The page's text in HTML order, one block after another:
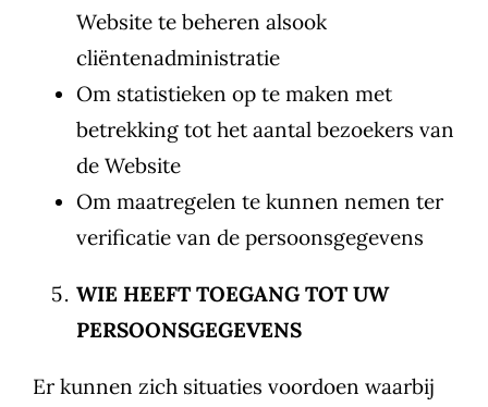
Website te beheren alsook
cliëntenadministratie
Om statistieken op te maken met
betrekking tot het aantal bezoekers van
de Website
Om maatregelen te kunnen nemen ter
verificatie van de persoonsgegevens
WIE HEEFT TOEGANG TOT UW
PERSOONSGEGEVENS
Er kunnen zich situaties voordoen waarbij